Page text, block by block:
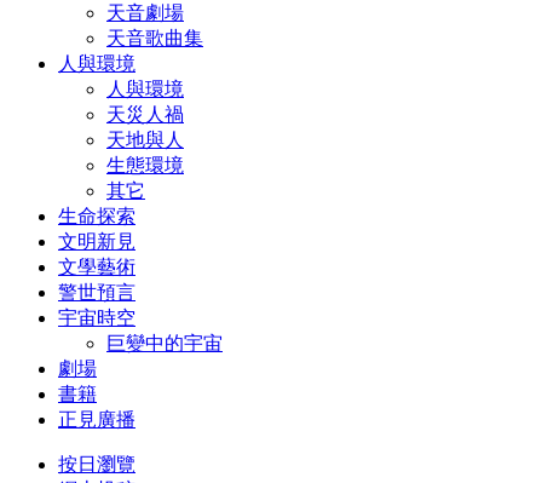
天音劇場
天音歌曲集
人與環境
人與環境
天災人禍
天地與人
生態環境
其它
生命探索
文明新見
文學藝術
警世預言
宇宙時空
巨變中的宇宙
劇場
書籍
正見廣播
按日瀏覽